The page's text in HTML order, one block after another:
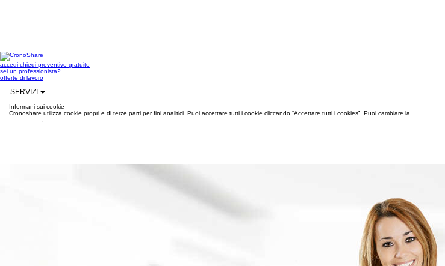
accedi chiedi preventivo gratuito
sei un professionista?
offerte di lavoro
SERVIZI
Informani sui cookie
Cronoshare utilizza cookie propri e di terze parti per fini analitici. Puoi accettare tutti i cookie cliccando “Accettare tutti i cookies”. Puoi cambiare la